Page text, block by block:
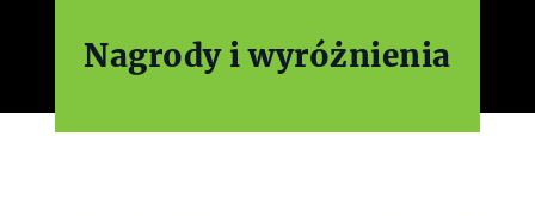
Nagrody i wyróżnienia